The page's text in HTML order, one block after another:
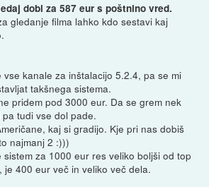
dobi za 587 eur s poštnino vred.
gledanje filma lahko kdo sestavi kaj
vse kanale za inštalacijo 5.2.4, pa se mi
takšnega sistema.
pridem pod 3000 eur. Da se grem nek
tudi vse dol pade.
kaj si gradijo. Kje pri nas dobiš
najmanj 2 :)))
sistem za 1000 eur res veliko boljši od top
je 400 eur več in veliko več dela.